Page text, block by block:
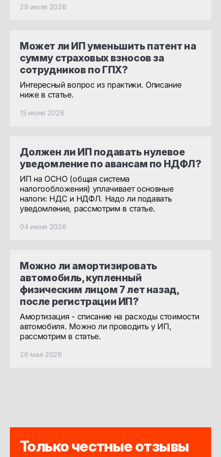
29 июля 2026
Может ли ИП уменьшить патент на
сумму страховых взносов за
сотрудников по ГПХ?
Интересный вопрос из практики. Описание
ниже в статье.
15 июня 2026
Должен ли ИП подавать нулевое
уведомление по авансам по НДФЛ?
ИП на ОСНО (общая система
налогообложения) уплачивает основные
налоги: НДС и НДФЛ. Надо ли подавать
уведомление, рассмотрим в статье.
04 июня 2026
Можно ли амортизировать
автомобиль, купленный
физическим лицом 7 лет назад,
после регистрации ИП?
Амортизация - списание на расходы стоимости
автомобиля. Можно ли проводить у ИП,
рассмотрим в статье.
26 мая 2026
Только честные отзывы